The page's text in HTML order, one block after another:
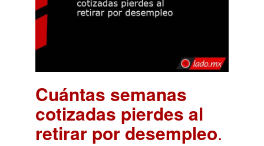
Cuántas semanas
cotizadas pierdes al
retirar por desempleo.